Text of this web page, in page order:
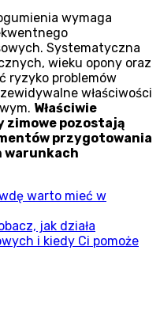
wymaga
Systematyczna
wieku opony oraz
ryzyko problemów
właściwości
Właściwie
zimowe pozostają
przygotowania
warunkach
warto mieć w
jak działa
i kiedy Ci pomoże